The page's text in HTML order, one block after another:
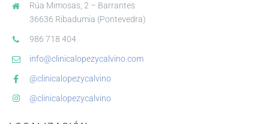
Rúa Mimosas, 2 – Barrantes
36636 Ribadumia (Pontevedra)
986 718 404
info@clinicalopezycalvino.com
@clinicalopezycalvino
@clinicalopezycalvino